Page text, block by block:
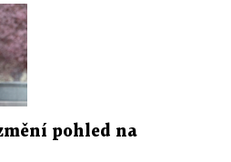
pohled na